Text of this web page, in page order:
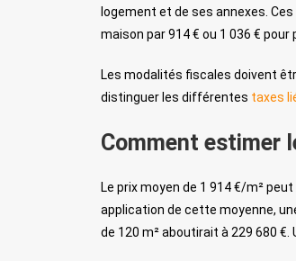
logement et de ses annexes.
maison par 914 € ou 1 036 €
Les modalités fiscales doivent
distinguer les différentes taxes
Comment estimer
Le prix moyen de 1 914 €/m²
application de cette moyenne,
de 120 m² aboutirait à 229 680 €.